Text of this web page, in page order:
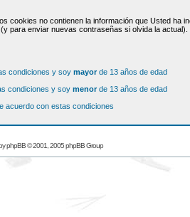
no contienen la información que Usted ha
para enviar nuevas contraseñas si olvida la actual).
condiciones y soy mayorde 13 años de edad
condiciones y soy menorde 13 años de edad
acuerdo con estas condiciones
phpBB© 2001, 2005 phpBB Group